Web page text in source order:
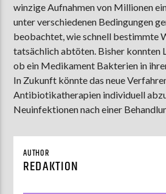
AKTUELLE SENDUNG
ABWASCH
18:00 19:00
ZU HÖREN INMünster90,9 MHz
winzige Aufnahmen von Millionen
unter verschiedenen Bedingungen
beobachtet, wie schnell bestimmte
tatsächlich abtöten. Bisher konnten
ob ein Medikament Bakterien in
In Zukunft könnte das neue
Antibiotikatherapien individuell
Neuinfektionen nach einer
AUTHOR
REDAKTION